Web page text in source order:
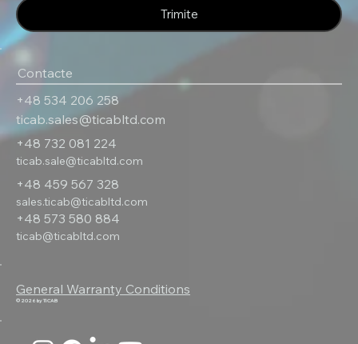
Contacte
+48 534 206 258
ticab.sales@ticabltd.com
+48 732 081 224
ticab.sale@ticabltd.com
+48 459 567 328
sales.ticab@ticabltd.com
+48 573 580 884
ticab@ticabltd.com
Trimite
General Warranty Conditions
© 2026 by TICAB